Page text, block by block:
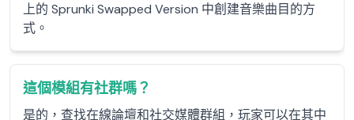
上的 Sprunki Swapped Version 中創建音樂曲目的方
式。
這個模組有社群嗎？
是的，查找在線論壇和社交媒體群組，玩家可以在其中